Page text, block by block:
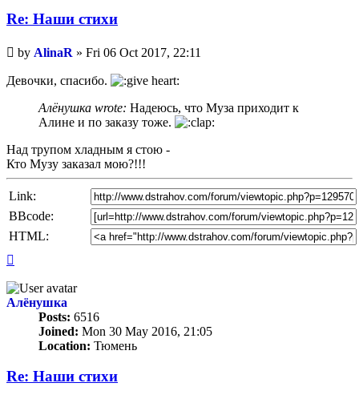
Re: Наши стихи
Unread
post
by AlinaR » Fri 06 Oct 2017, 22:11
Девочки, спасибо.
Алёнушка wrote: Надеюсь, что Муза приходит к
Алине и по заказу тоже.
Над трупом хладным я стою -
Кто Музу заказал мою?!!!
Link:
BBcode:
HTML:
Алёнушка
Posts: 6516
Joined: Mon 30 May 2016, 21:05
Location: Тюмень
Re: Наши стихи